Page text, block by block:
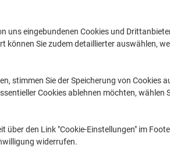
Vor 17:00
Menge
Lieferinformationen
Haupteigenschaften
uns eingebundenen Cookies und
können Sie zudem detaillierter auswählen,
stimmen Sie der Speicherung von Cookies
Cookies ablehnen möchten, wählen
über den Link "Cookie-Einstellungen" im
widerrufen.